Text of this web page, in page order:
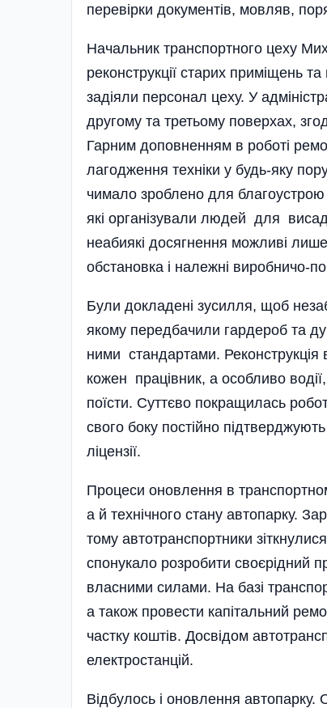
перевірки документів, мовляв,
Начальник транспортного цеху
реконструкції старих приміщень
задіяли персонал цеху. У
другому та третьому поверхах,
Гарним доповненням в роботі
лагодження техніки у будь-яку
чимало зроблено для
які органі­зували людей для
неабиякі досягнення можливі
обстановка і належні вироб­ничо-
Були докладені зусилля, щоб
якому передба­чили гардероб та
ними стандартами. Реконструкція
кожен працівник, а особливо
поїсти. Суттєво покращилась
свого боку постійно
ліцензії.
Процеси оновлення в
а й технічного стану автопарку.
тому автотранспортники
спонукало розробити своєрідний
власними силами. На базі
а також провести капітальний
частку коштів. Досвідом
електростанцій.
Відбулось і оновлення